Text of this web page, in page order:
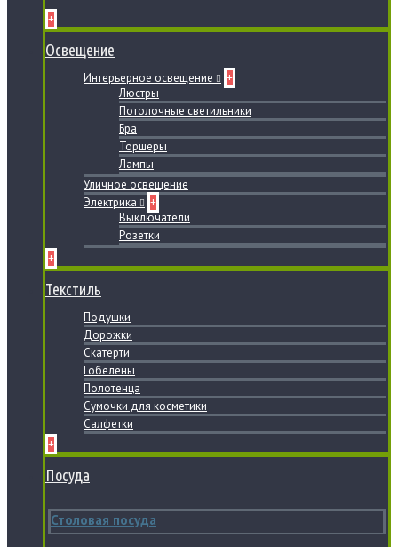
+
Освещение
Интерьерное освещение
+
Люстры
Потолочные светильники
Бра
Торшеры
Лампы
Уличное освещение
Электрика
+
Выключатели
Розетки
+
Текстиль
Подушки
Дорожки
Скатерти
Гобелены
Полотенца
Сумочки для косметики
Салфетки
+
Посуда
Столовая посуда